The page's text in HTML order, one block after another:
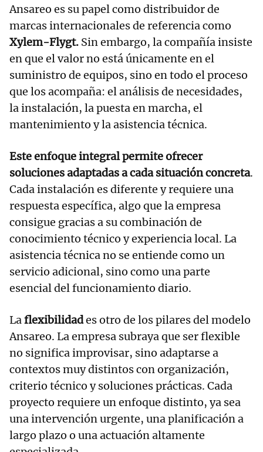
Ansareo es su papel como distribuidor de
marcas internacionales de referencia como
Xylem-Flygt. Sin embargo, la compañía insiste
en que el valor no está únicamente en el
suministro de equipos, sino en todo el proceso
que los acompaña: el análisis de necesidades,
la instalación, la puesta en marcha, el
mantenimiento y la asistencia técnica.
Este enfoque integral permite ofrecer
soluciones adaptadas a cada situación concreta.
Cada instalación es diferente y requiere una
respuesta específica, algo que la empresa
consigue gracias a su combinación de
conocimiento técnico y experiencia local. La
asistencia técnica no se entiende como un
servicio adicional, sino como una parte
esencial del funcionamiento diario.
Laflexibilidades otro de los pilares del modelo
Ansareo. La empresa subraya que ser flexible
no significa improvisar, sino adaptarse a
contextos muy distintos con organización,
criterio técnico y soluciones prácticas. Cada
proyecto requiere un enfoque distinto, ya sea
una intervención urgente, una planificación a
largo plazo o una actuación altamente